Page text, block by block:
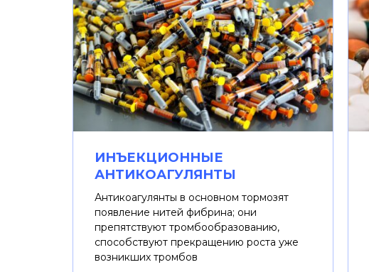
ИНЪЕКЦИОННЫЕ
АНТИКОАГУЛЯНТЫ
Антикоагулянты в основном тормозят
появление нитей фибрина; они
препятствуют тромбообразованию,
способствуют прекращению роста уже
возникших тромбов